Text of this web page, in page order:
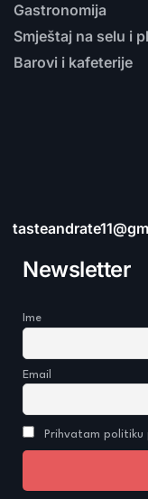
Gastronomija
Smještaj na selu i
Barovi i kafeterije
Newsletter
Ime
Email
Prihvatam